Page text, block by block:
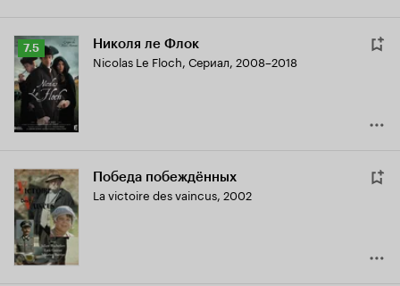
Рейтинг
Кинопоиска
7.5
7.5 Николя ле Флок
Nicolas Le Floch, Сериал, 2008–2018
Победа побеждённых
La victoire des vaincus, 2002